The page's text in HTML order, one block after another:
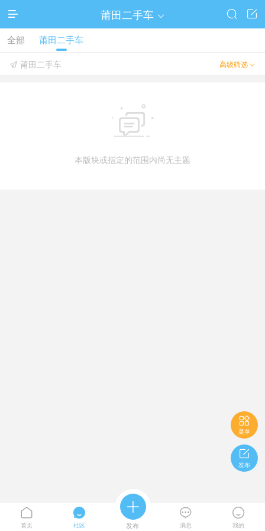
 莆田二手车  

全部 莆田二手车
高级筛选 
 莆田二手车

本版块或指定的范围内尚无主题

菜单

发布

首页

社区

发布

消息

我的